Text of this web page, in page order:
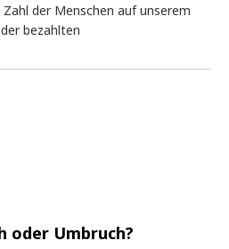
der Menschen auf unserem
bezahlten
oder Umbruch?